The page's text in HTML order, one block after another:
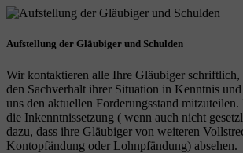
Aufstellung der Gläubiger und Schulden
Wir kontaktieren alle Ihre Gläubiger schriftlich,
den Sachverhalt ihrer Situation in Kenntnis
uns den aktuellen Forderungsstand
die Inkenntnissetzung ( wenn auch nicht
dazu, dass ihre Gläubiger von weiteren
Kontopfändung oder Lohnpfändung) absehen.